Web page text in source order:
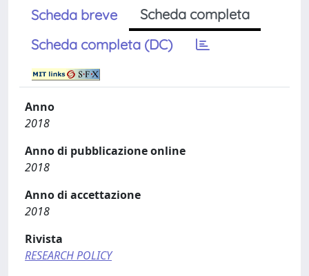
Scheda breve
Scheda completa
Scheda completa (DC)
Anno
2018
Anno di pubblicazione online
2018
Anno di accettazione
2018
Rivista
RESEARCH POLICY